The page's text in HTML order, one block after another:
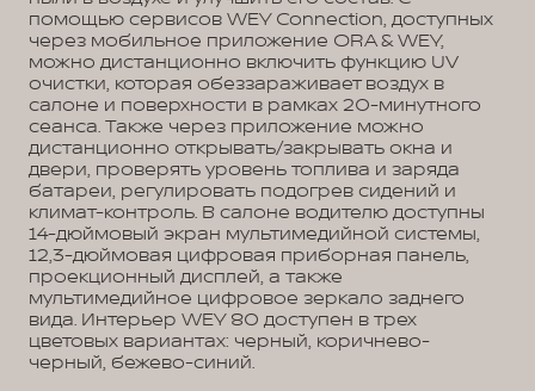
помощью сервисов WEY Connection, доступных
через мобильное приложение ORA & WEY,
можно дистанционно включить функцию UV
очистки, которая обеззараживает воздух в
салоне и поверхности в рамках 20-минутного
сеанса. Также через приложение можно
дистанционно открывать/закрывать окна и
двери, проверять уровень топлива и заряда
батареи, регулировать подогрев сидений и
климат-контроль. В салоне водителю доступны
14-дюймовый экран мультимедийной системы,
12,3-дюймовая цифровая приборная панель,
проекционный дисплей, а также
мультимедийное цифровое зеркало заднего
вида. Интерьер WEY 80 доступен в трех
цветовых вариантах: черный, коричнево-
черный, бежево-синий.